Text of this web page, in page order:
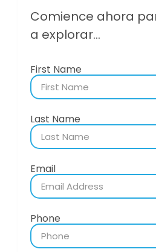
Comience ahora
a explorar…
First Name
Last Name
Email
Phone